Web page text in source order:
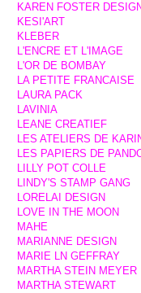
KAREN FOSTER
KESI'ART
KLEBER
L'ENCRE ET L'IMAGE
L'OR DE BOMBAY
LA PETITE FRANCAISE
LAURA PACK
LAVINIA
LEANE CREATIEF
LES ATELIERS DE
LES PAPIERS DE
LILLY POT COLLE
LINDY'S STAMP GANG
LORELAI DESIGN
LOVE IN THE MOON
MAHE
MARIANNE DESIGN
MARIE LN GEFFRAY
MARTHA STEIN MEYER
MARTHA STEWART